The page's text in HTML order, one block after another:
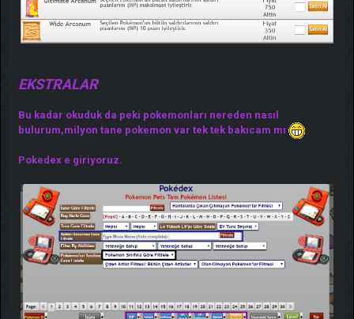
EKSTRALAR
Bu kadar okuduk da peki pokemonları nereden nasıl
bulurum,milyon tane pokemon var tek tek bakıcam mı
Pokedex e giriyoruz.